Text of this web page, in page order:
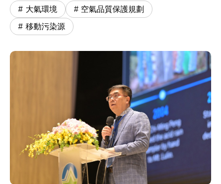
大氣環境 空氣品質保護規劃
移動污染源